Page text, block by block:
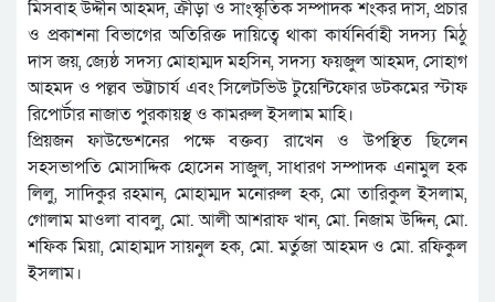
মিসবাহ উদ্দীন আহমদ, ক্রীড়া ও সাংস্কৃতিক সম্পাদক শংকর দাস, প্রচার
ও প্রকাশনা বিভাগের অতিরিক্ত দায়িত্বে থাকা কার্যনির্বাহী সদস্য মিঠু
দাস জয়, জ্যেষ্ঠ সদস্য মোহাম্মদ মহসিন, সদস্য ফয়জুল আহমদ, সোহাগ
আহমদ ও পল্লব ভট্টাচার্য এবং সিলেটভিউ টুয়েন্টিফোর ডটকমের স্টাফ
রিপোর্টার নাজাত পুরকায়স্থ ও কামরুল ইসলাম মাহি।
প্রিয়জন ফাউন্ডেশনের পক্ষে বক্তব্য রাখেন ও উপস্থিত ছিলেন
সহসভাপতি মোসাদ্দিক হোসেন সাজুল, সাধারণ সম্পাদক এনামুল হক
লিলু, সাদিকুর রহমান, মোহাম্মদ মনোরুল হক, মো তারিকুল ইসলাম,
গোলাম মাওলা বাবলু, মো. আলী আশরাফ খান, মো. নিজাম উদ্দিন, মো.
শফিক মিয়া, মোহাম্মদ সায়নুল হক, মো. মর্তুজা আহমদ ও মো. রফিকুল
ইসলাম।